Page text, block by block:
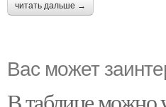
читать дальше →
Вас может